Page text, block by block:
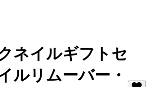
ネイルギフトセ
ルリムーバー・